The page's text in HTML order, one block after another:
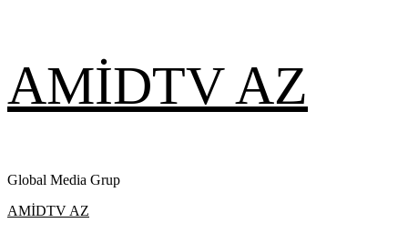
content
AMİDTV AZ
Global Media Grup
Primary
AMİDTV AZ